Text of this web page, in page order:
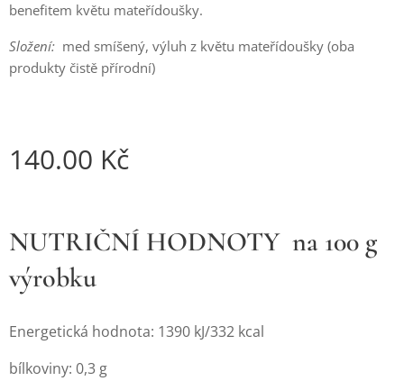
benefitem květu mateřídoušky.
Složení: med smíšený, výluh z květu mateřídoušky (oba
produkty čistě přírodní)
140.00 Kč
NUTRIČNÍ HODNOTY na 100 g
výrobku
Energetická hodnota: 1390 kJ/332 kcal
bílkoviny: 0,3 g